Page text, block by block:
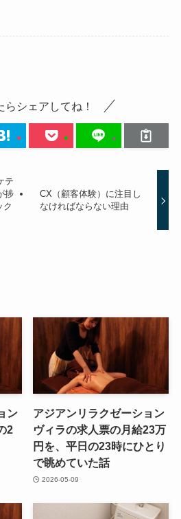
らシェアしてね！
テ
捗
ク
CX（顧客体験）に注目し
なければならない理由
ン
2
アジアンリラクゼーション
ヴィラの求人票の月給23万
円を、平日の23時にひとり
で眺めていた話
2026-05-09